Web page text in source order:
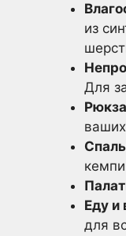
из
Для
Еду и
для